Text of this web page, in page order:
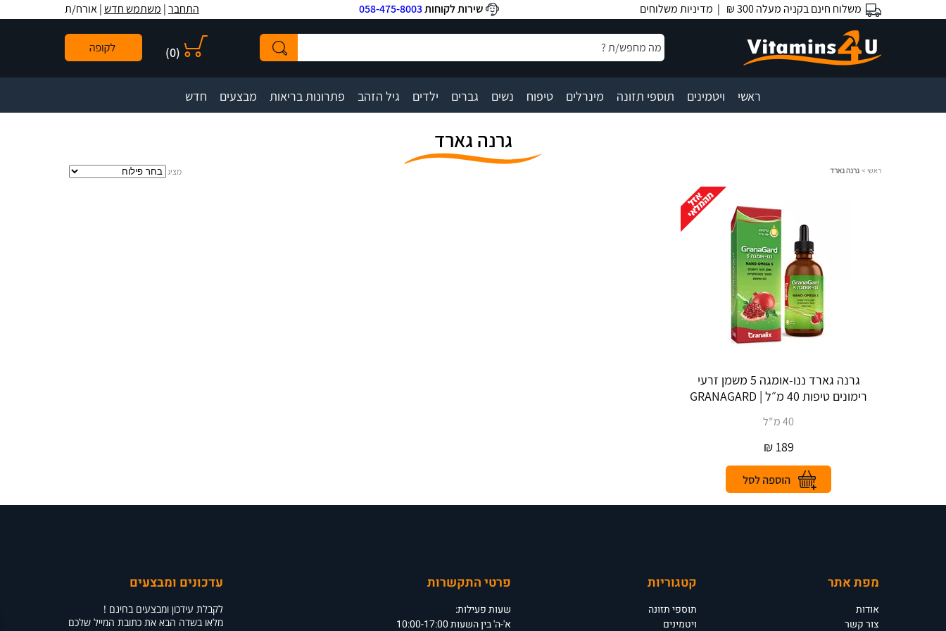
נגישות
אתר
המרכזי
משלוח חינם בקניה מעלה 300 ₪ | מדיניות משלוחים שירות לקוחות058-475-8003 התחבר| משתמש חדש| אורח/ת
(
0
)
ראשי ויטמינים תוספי תזונה מינרלים טיפוח נשים גברים ילדים גיל הזהב פתרונות בריאות מבצעים חדש
גרנה גארד
ראשי > גרנה גארד מציג
גרנה גארד ננו-אומגה 5 משמן זרעי
רימונים טיפות 40 מ״ל | GRANAGARD‎
40 מ"ל
189
₪
מפת אתר
אודות
צור קשר
קטגוריות
תוספי תזונה
ויטמינים
פרטי התקשרות
שעות פעילות:
א'-ה' בין השעות 10:00-17:00
עדכונים ומבצעים
לקבלת עידכון ומבצעים בחינם !
מלאו בשדה הבא את כתובת המייל שלכם